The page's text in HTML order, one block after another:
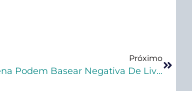
Próximo
Gravidade Do Delito E Longa Pena Podem Basear Negativa De Livramento Condicional?